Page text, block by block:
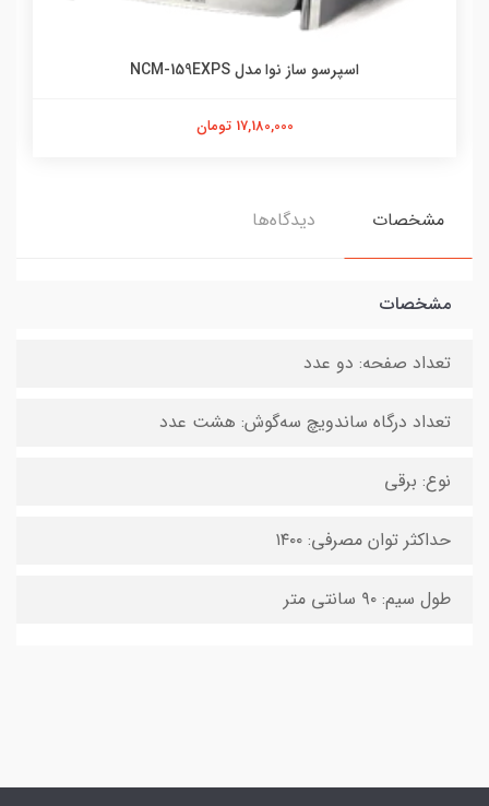
اسپرسو ساز نوا مدل NCM-159EXPS
17,180,000 تومان
مشخصات دیدگاه‌ها
مشخصات
تعداد صفحه: دو عدد
تعداد درگاه ساندویچ‌ سه‌گوش: هشت عدد
نوع: برقی
حداکثر توان مصرفی: ۱۴۰۰
طول سیم: ۹۰ سانتی متر